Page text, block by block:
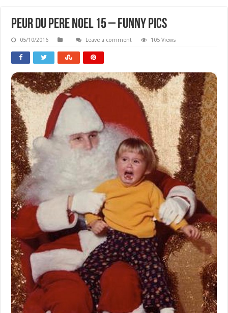
Peur Du Pere Noel 15 – Funny Pics
05/10/2016 Leave a comment 105 Views